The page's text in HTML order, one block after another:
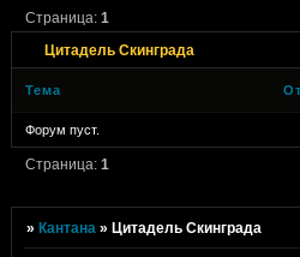
Цитадель Скинграда
Страница:1
Тема
Форум пуст.
Страница:1
»Кантана »Цитадель Скинграда